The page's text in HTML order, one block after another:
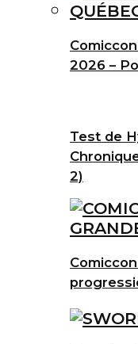
2026 –
Test de
2)